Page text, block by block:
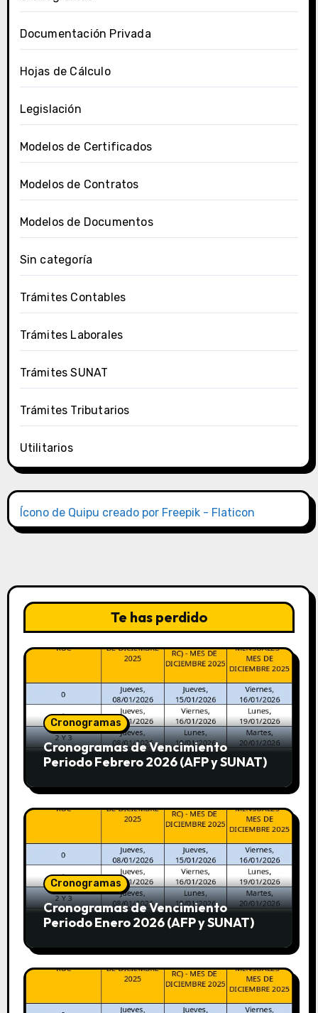
Documentación Privada
Hojas de Cálculo
Legislación
Modelos de Certificados
Modelos de Contratos
Modelos de Documentos
Sin categoría
Trámites Contables
Trámites Laborales
Trámites SUNAT
Trámites Tributarios
Utilitarios
Ícono de Quipu creado por Freepik - Flaticon
Te has perdido
Cronogramas
Cronogramas de Vencimiento
Periodo Febrero 2026 (AFP y SUNAT)
Cronogramas
Cronogramas de Vencimiento
Periodo Enero 2026 (AFP y SUNAT)